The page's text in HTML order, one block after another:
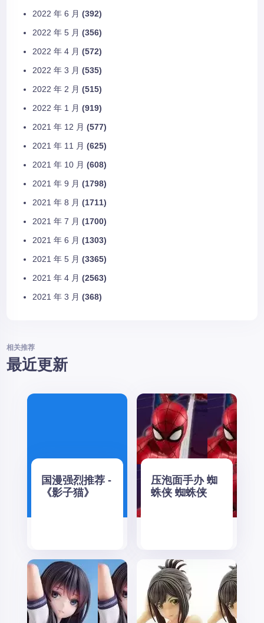
2022 年 6 月 (392)
2022 年 5 月 (356)
2022 年 4 月 (572)
2022 年 3 月 (535)
2022 年 2 月 (515)
2022 年 1 月 (919)
2021 年 12 月 (577)
2021 年 11 月 (625)
2021 年 10 月 (608)
2021 年 9 月 (1798)
2021 年 8 月 (1711)
2021 年 7 月 (1700)
2021 年 6 月 (1303)
2021 年 5 月 (3365)
2021 年 4 月 (2563)
2021 年 3 月 (368)
相关推荐
最近更新
国漫强烈推荐 -
《影子猫》
压泡面手办 蜘
蛛侠 蜘蛛侠